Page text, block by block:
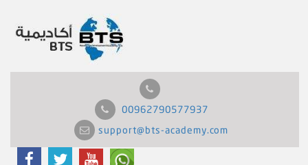
00962790577937
support@bts-academy.com